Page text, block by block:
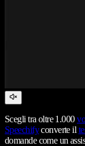
Scegli tra oltre 1.000
Speechifyconverte il
domande come un